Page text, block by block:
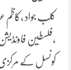
کلب جواد ،کاظم
،فلسطین فاونڈیشن
کونسل کے مرکزی